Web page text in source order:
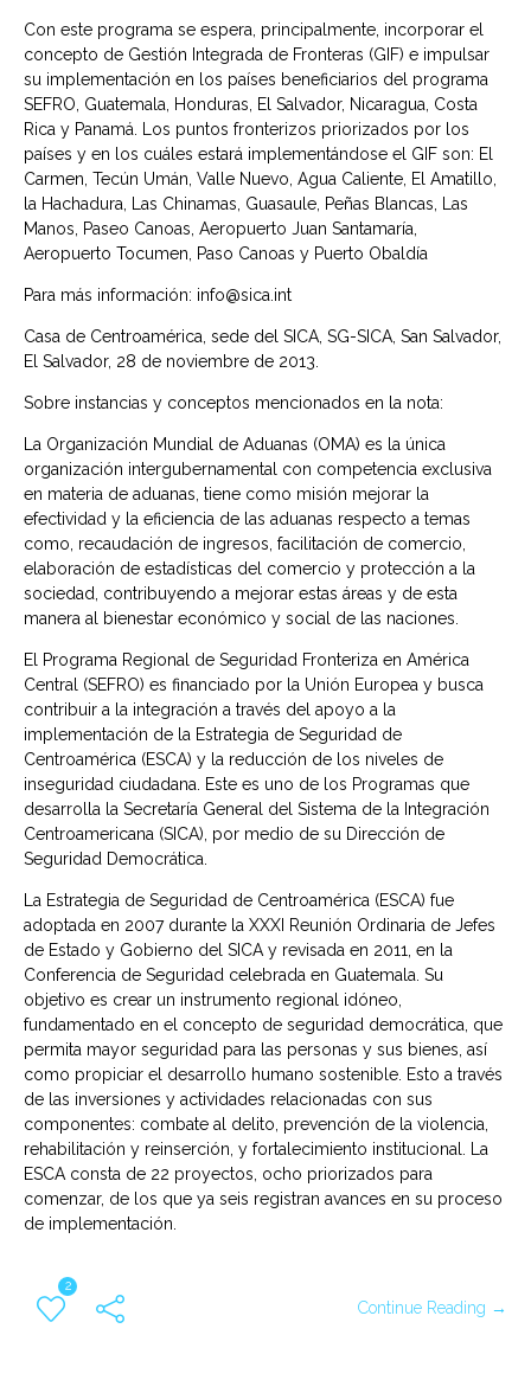
Con este programa se espera, principalmente, incorporar el
concepto de Gestión Integrada de Fronteras (GIF) e impulsar
su implementación en los países beneficiarios del programa
SEFRO, Guatemala, Honduras, El Salvador, Nicaragua, Costa
Rica y Panamá. Los puntos fronterizos priorizados por los
países y en los cuáles estará implementándose el GIF son: El
Carmen, Tecún Umán, Valle Nuevo, Agua Caliente, El Amatillo,
la Hachadura, Las Chinamas, Guasaule, Peñas Blancas, Las
Manos, Paseo Canoas, Aeropuerto Juan Santamaría,
Aeropuerto Tocumen, Paso Canoas y Puerto Obaldía
Para más información: info@sica.int
Casa de Centroamérica, sede del SICA, SG-SICA, San Salvador,
El Salvador, 28 de noviembre de 2013.
Sobre instancias y conceptos mencionados en la nota:
La Organización Mundial de Aduanas (OMA) es la única
organización intergubernamental con competencia exclusiva
en materia de aduanas, tiene como misión mejorar la
efectividad y la eficiencia de las aduanas respecto a temas
como, recaudación de ingresos, facilitación de comercio,
elaboración de estadísticas del comercio y protección a la
sociedad, contribuyendo a mejorar estas áreas y de esta
manera al bienestar económico y social de las naciones.
El Programa Regional de Seguridad Fronteriza en América
Central (SEFRO) es financiado por la Unión Europea y busca
contribuir a la integración a través del apoyo a la
implementación de la Estrategia de Seguridad de
Centroamérica (ESCA) y la reducción de los niveles de
inseguridad ciudadana. Este es uno de los Programas que
desarrolla la Secretaría General del Sistema de la Integración
Centroamericana (SICA), por medio de su Dirección de
Seguridad Democrática.
La Estrategia de Seguridad de Centroamérica (ESCA) fue
adoptada en 2007 durante la XXXI Reunión Ordinaria de Jefes
de Estado y Gobierno del SICA y revisada en 2011, en la
Conferencia de Seguridad celebrada en Guatemala. Su
objetivo es crear un instrumento regional idóneo,
fundamentado en el concepto de seguridad democrática, que
permita mayor seguridad para las personas y sus bienes, así
como propiciar el desarrollo humano sostenible. Esto a través
de las inversiones y actividades relacionadas con sus
componentes: combate al delito, prevención de la violencia,
rehabilitación y reinserción, y fortalecimiento institucional. La
ESCA consta de 22 proyectos, ocho priorizados para
comenzar, de los que ya seis registran avances en su proceso
de implementación.
2
Continue Reading →